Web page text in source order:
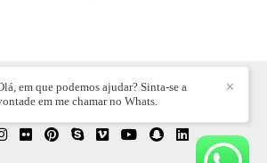
DIEZ/CONTATO
✕
em que podemos ajudar? Sinta-se a
em me chamar no Whats.